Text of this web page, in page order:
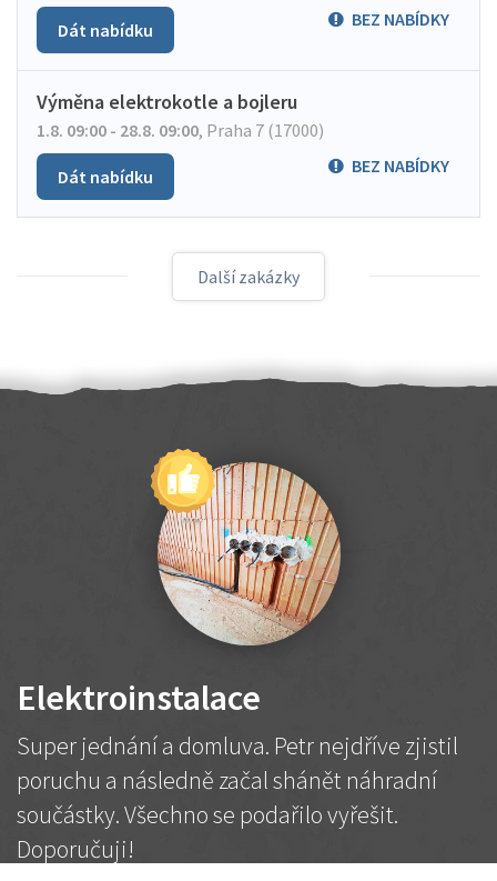
BEZ NABÍDKY
Dát nabídku
Výměna elektrokotle a bojleru
1.8. 09:00 - 28.8. 09:00, Praha 7 (17000)
BEZ NABÍDKY
Dát nabídku
Další zakázky
Elektroinstalace
Super jednání a domluva. Petr nejdříve zjistil
poruchu a následně začal shánět náhradní
součástky. Všechno se podařilo vyřešit.
Doporučuji!